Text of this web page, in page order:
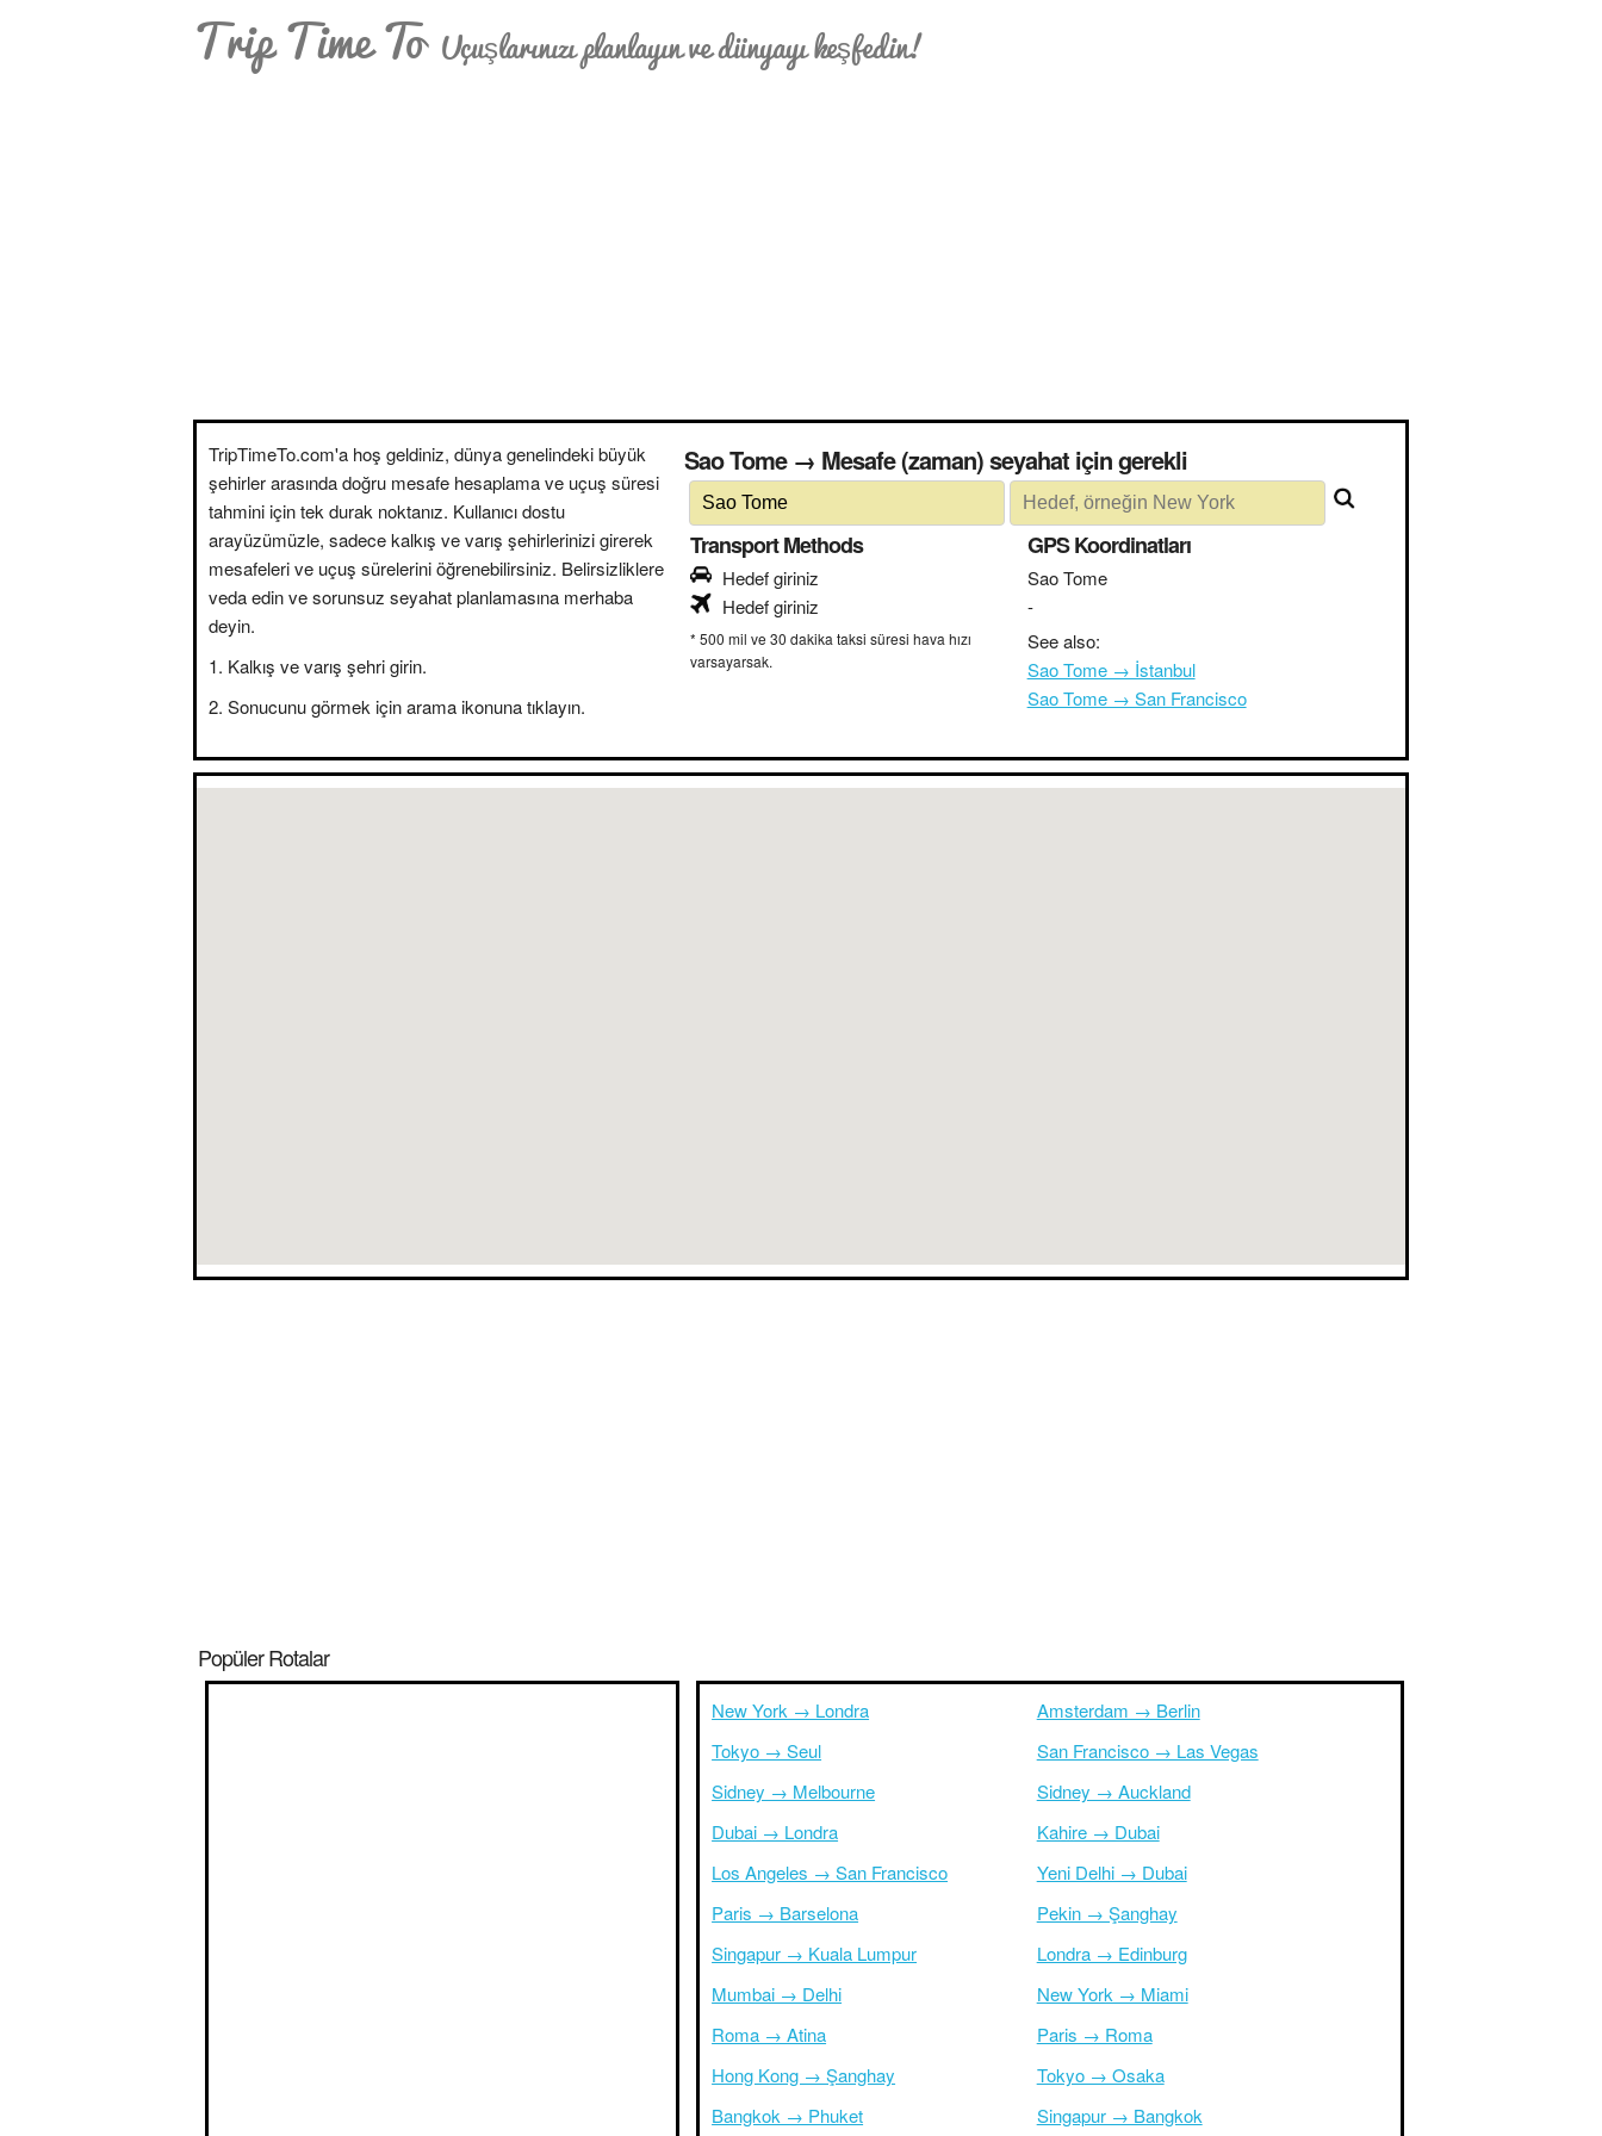
Trip Time To Uçuşlarınızı planlayın ve dünyayı keşfedin!
TripTimeTo.com'a hoş geldiniz, dünya genelindeki büyük
şehirler arasında doğru mesafe hesaplama ve uçuş süresi
tahmini için tek durak noktanız. Kullanıcı dostu
arayüzümüzle, sadece kalkış ve varış şehirlerinizi girerek
mesafeleri ve uçuş sürelerini öğrenebilirsiniz. Belirsizliklere
veda edin ve sorunsuz seyahat planlamasına merhaba
deyin.
Kalkış ve varış şehri girin.
Sonucunu görmek için arama ikonuna tıklayın.
Sao Tome → Mesafe (zaman) seyahat için gerekli
Transport Methods
Hedef giriniz
Hedef giriniz
* 500 mil ve 30 dakika taksi süresi hava hızı
varsayarsak.
GPS Koordinatları
Sao Tome
-
See also:
Sao Tome → İstanbul
Sao Tome → San Francisco
Popüler Rotalar
New York → Londra
Tokyo → Seul
Sidney → Melbourne
Dubai → Londra
Los Angeles → San Francisco
Paris → Barselona
Singapur → Kuala Lumpur
Mumbai → Delhi
Roma → Atina
Hong Kong → Şanghay
Bangkok → Phuket
Amsterdam → Berlin
San Francisco → Las Vegas
Sidney → Auckland
Kahire → Dubai
Yeni Delhi → Dubai
Pekin → Şanghay
Londra → Edinburg
New York → Miami
Paris → Roma
Tokyo → Osaka
Singapur → Bangkok